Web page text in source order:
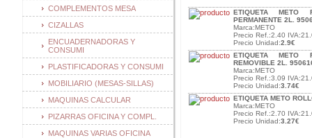
COMPLEMENTOS MESA
CIZALLAS
ENCUADERNADORAS Y
CONSUMI
PLASTIFICADORAS Y CONSUMI
MOBILIARIO (MESAS-SILLAS)
MAQUINAS CALCULAR
PIZARRAS OFICINA Y COMPL.
MAQUINAS VARIAS OFICINA
ETIQUETA METO
PERMANENTE 2L.
Marca:METO
Precio Ref.:2.40
Precio Unidad:2.9€
ETIQUETA METO
REMOVIBLE 2L.
Marca:METO
Precio Ref.:3.09
Precio Unidad:3.74€
ETIQUETA METO
Marca:METO
Precio Ref.:2.70
Precio Unidad:3.27€